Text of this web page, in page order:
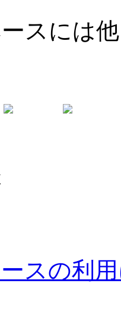
スには
スの利